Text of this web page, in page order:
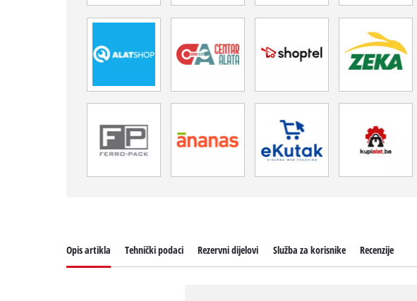
Opis artikla Tehnički podaci Rezervni dijelovi Služba za korisnike Recenzije